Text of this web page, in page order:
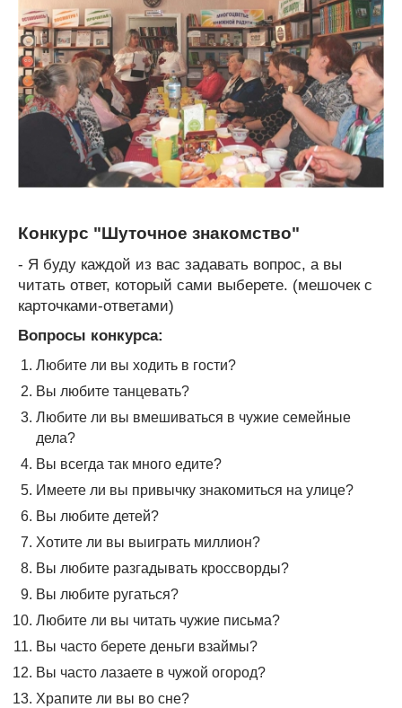
Конкурс "Шуточное знакомство"
- Я буду каждой из вас задавать вопрос, а вы
читать ответ, который сами выберете. (мешочек с
карточками-ответами)
Вопросы конкурса:
Любите ли вы ходить в гости?
Вы любите танцевать?
Любите ли вы вмешиваться в чужие семейные
дела?
Вы всегда так много едите?
Имеете ли вы привычку знакомиться на улице?
Вы любите детей?
Хотите ли вы выиграть миллион?
Вы любите разгадывать кроссворды?
Вы любите ругаться?
Любите ли вы читать чужие письма?
Вы часто берете деньги взаймы?
Вы часто лазаете в чужой огород?
Храпите ли вы во сне?